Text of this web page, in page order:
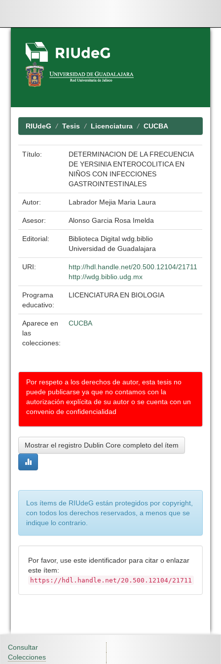
Skip
navigation
RIUdeG Tesis Licenciatura CUCBA
Título:
DETERMINACION DE LA FRECUENCIA
DE YERSINIA ENTEROCOLITICA EN
NIÑOS CON INFECCIONES
GASTROINTESTINALES
Autor: Labrador Mejia Maria Laura
Asesor: Alonso Garcia Rosa Imelda
Editorial:
Biblioteca Digital wdg.biblio
Universidad de Guadalajara
URI:
http://hdl.handle.net/20.500.12104/21711
http://wdg.biblio.udg.mx
Programa
educativo:
LICENCIATURA EN BIOLOGIA
Aparece en
las
colecciones:
CUCBA
Por respeto a los derechos de autor, esta tesis no
puede publicarse ya que no contamos con la
autorización explícita de su autor o se cuenta con un
convenio de confidencialidad
Mostrar el registro Dublin Core completo del ítem
Los ítems de RIUdeG están protegidos por copyright,
con todos los derechos reservados, a menos que se
indique lo contrario.
Por favor, use este identificador para citar o enlazar
este ítem:
https://hdl.handle.net/20.500.12104/21711
Consultar
Colecciones